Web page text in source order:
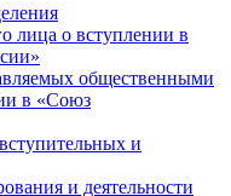
лица о вступлении в
общественными
в «Союз
и
и деятельности